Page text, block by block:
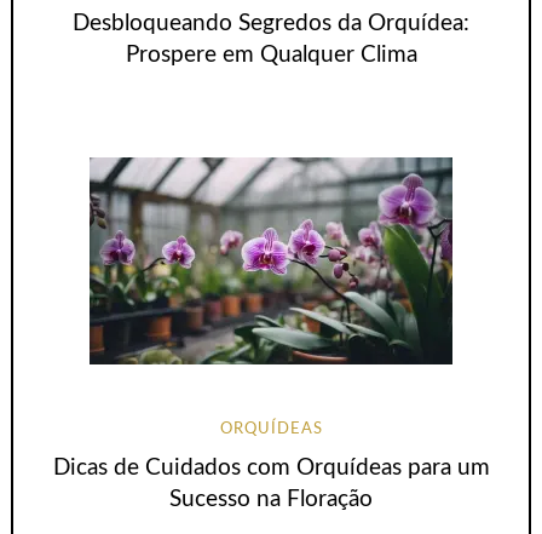
Desbloqueando Segredos da Orquídea:
Prospere em Qualquer Clima
ORQUÍDEAS
Dicas de Cuidados com Orquídeas para um
Sucesso na Floração